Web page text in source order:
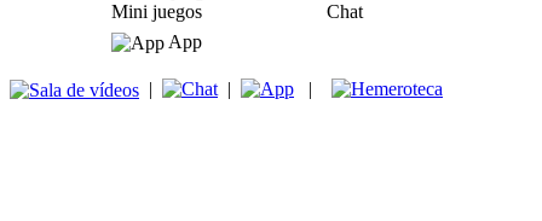
Mini juegos
Chat
App
| | |